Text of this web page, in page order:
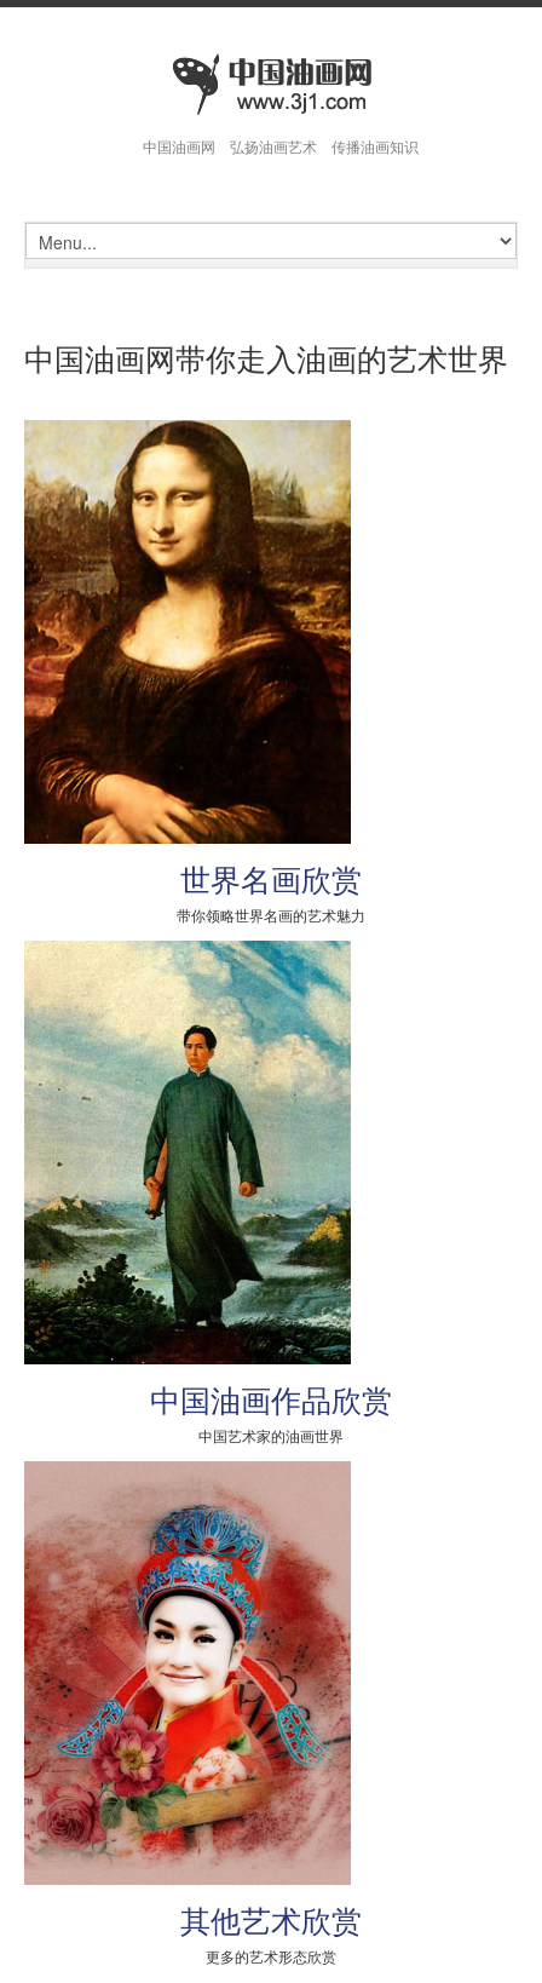
中国油画网 弘扬油画艺术 传播油画知识
中国油画网带你走入油画的艺术世界
世界名画欣赏
带你领略世界名画的艺术魅力
中国油画作品欣赏
中国艺术家的油画世界
其他艺术欣赏
更多的艺术形态欣赏